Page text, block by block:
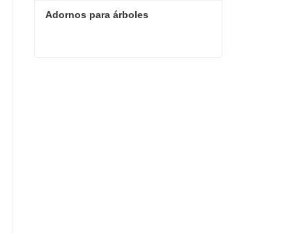
Adornos para árboles